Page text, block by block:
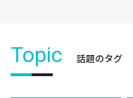
Topic 話題のタグ